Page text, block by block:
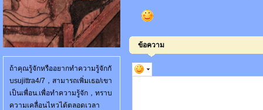
ถ้าคุณรู้จักหรืออยากทำความรู้จักกั
บsujittra4/7，สามารถเพิ่มเธอ/เขา
เป็นเพื่อน.เพื่อทำความรู้จัก，ทราบ
ความเคลื่อนไหวได้ตลอดเวลา
ข้อความ